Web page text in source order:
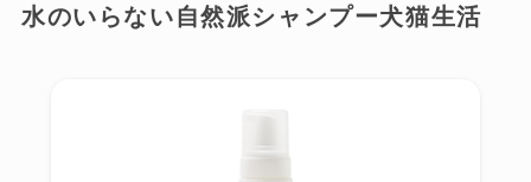
水のいらない自然派シャンプー犬猫生活